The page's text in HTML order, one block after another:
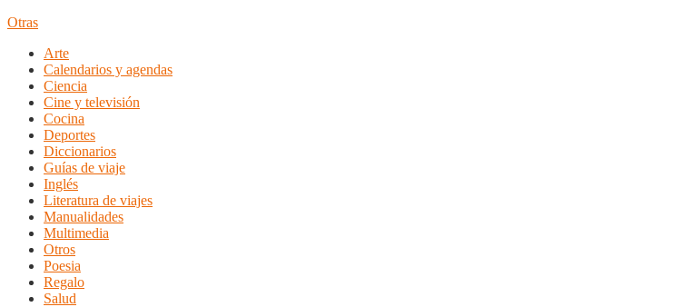
Otras
Arte
Calendarios y agendas
Ciencia
Cine y televisión
Cocina
Deportes
Diccionarios
Guías de viaje
Inglés
Literatura de viajes
Manualidades
Multimedia
Otros
Poesia
Regalo
Salud